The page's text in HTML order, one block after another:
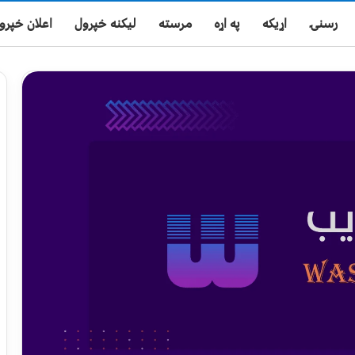
رسنۍ اړیکه په اړه مرسته لیکنه خپرول اعلان